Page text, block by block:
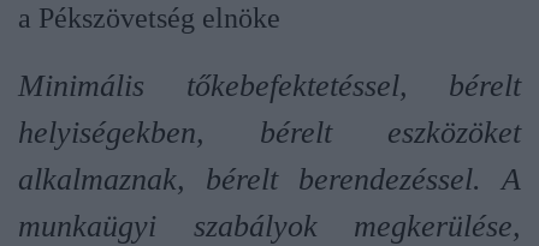
a Pékszövetség elnöke
Minimális tőkebefektetéssel, bérelt
helyiségekben, bérelt eszközöket
alkalmaznak, bérelt berendezéssel. A
munkaügyi szabályok megkerülése,